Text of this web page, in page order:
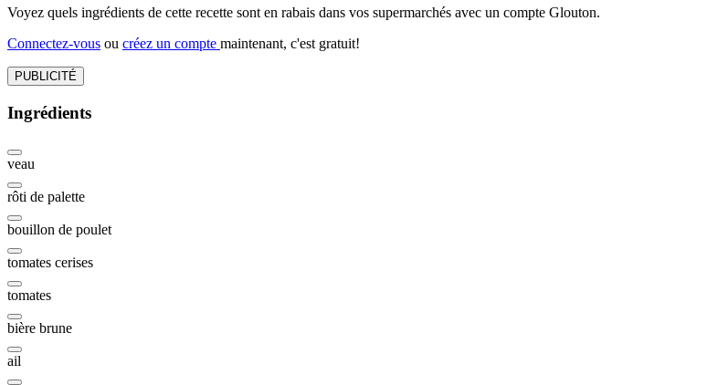
Voyez quels ingrédients de cette recette sont en rabais dans vos supermarchés avec un compte Glouton.
Connectez-vous ou créez un compte maintenant, c'est gratuit!
PUBLICITÉ
Ingrédients
veau
rôti de palette
bouillon de poulet
tomates cerises
tomates
bière brune
ail